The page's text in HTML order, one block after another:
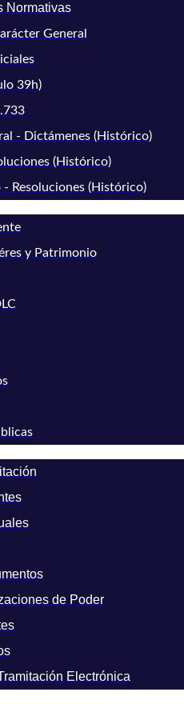
Normativas
General
39h)
- Dictámenes (Histórico)
(Histórico)
Resoluciones (Histórico)
y Patrimonio
de Poder
Electrónica